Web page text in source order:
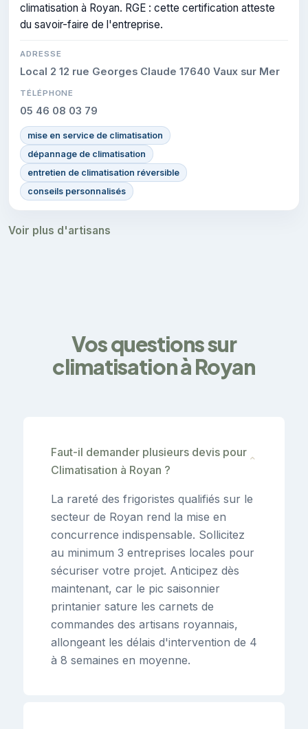
climatisation à Royan. RGE : cette certification atteste
du savoir-faire de l'entreprise.
ADRESSE
Local 2 12 rue Georges Claude 17640 Vaux sur Mer
TÉLÉPHONE
05 46 08 03 79
mise en service de climatisation
dépannage de climatisation
entretien de climatisation réversible
conseils personnalisés
Voir plus d'artisans
Vos questions sur
climatisation à Royan
Faut-il demander plusieurs devis pour
Climatisation à Royan ?
⌄
La rareté des frigoristes qualifiés sur le
secteur de Royan rend la mise en
concurrence indispensable. Sollicitez
au minimum 3 entreprises locales pour
sécuriser votre projet. Anticipez dès
maintenant, car le pic saisonnier
printanier sature les carnets de
commandes des artisans royannais,
allongeant les délais d'intervention de 4
à 8 semaines en moyenne.